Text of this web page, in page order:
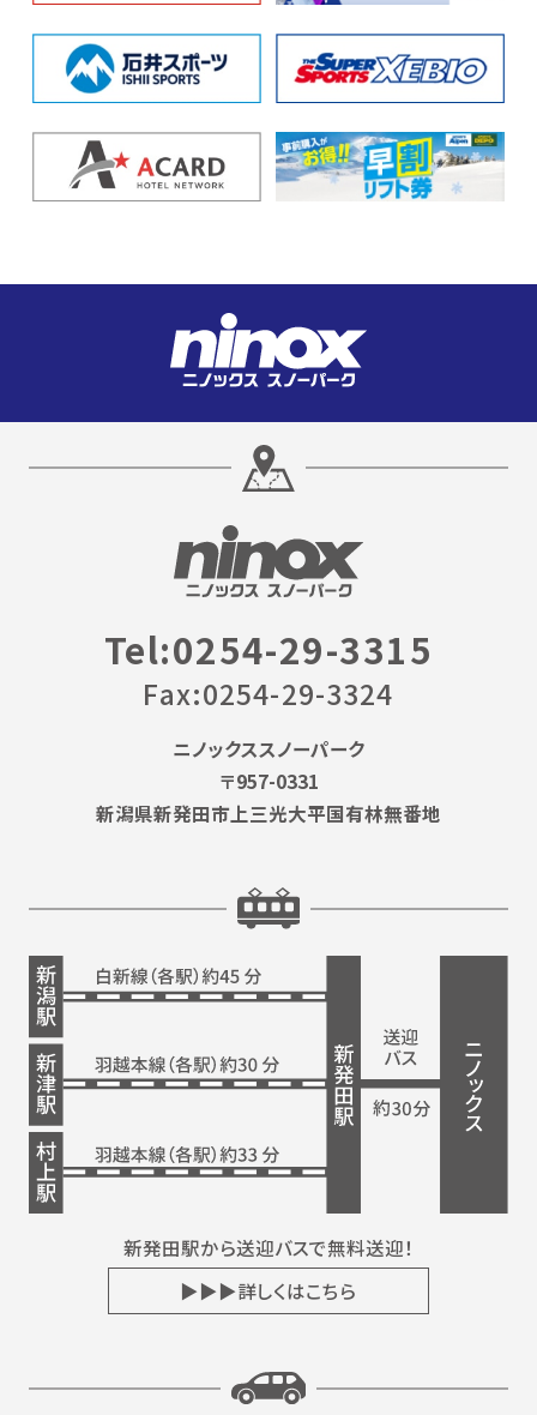
Tel:0254-29-3315
Fax:0254-29-3324
ニノックススノーパーク
〒957-0331
新潟県新発田市上三光大平国有林無番地
新発田駅から送迎バスで無料送迎！
▶▶▶詳しくはこちら